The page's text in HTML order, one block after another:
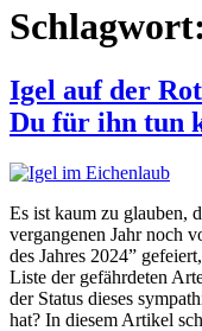
Schlagwort:
Igel auf der
Du für ihn tun
Es ist kaum zu glauben,
vergangenen Jahr noch
des Jahres 2024”
Liste der gefährdeten
der Status dieses
hat? In diesem Artikel